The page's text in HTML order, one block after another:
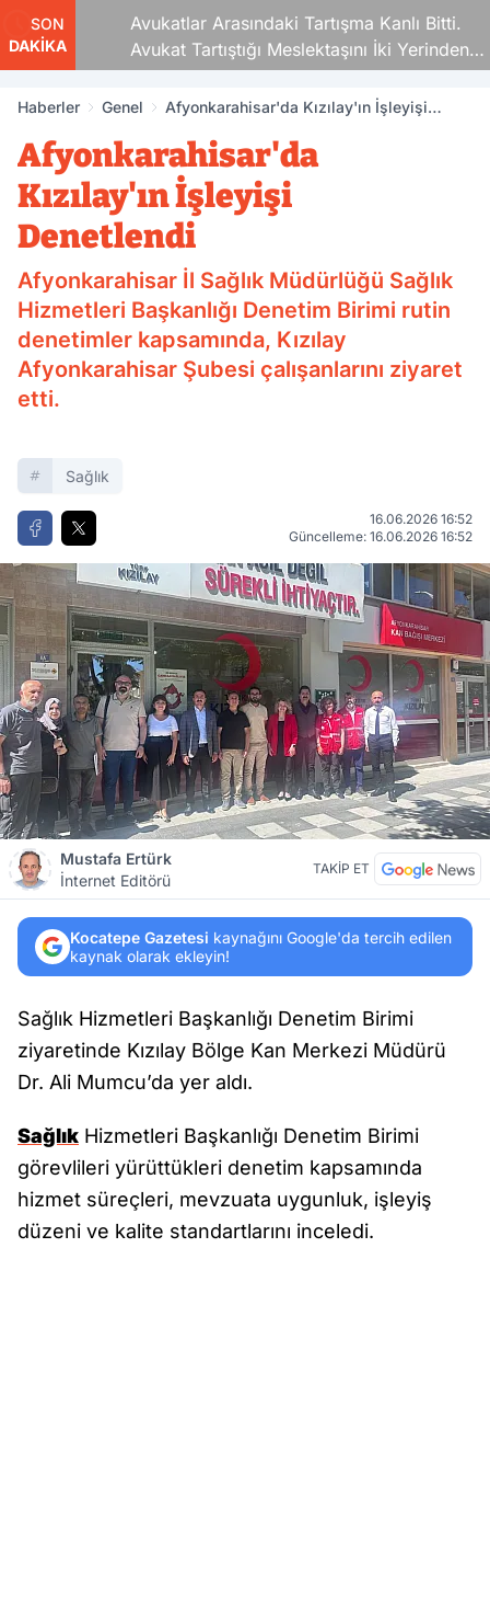
SON
DAKİKA
Avukatlar Arasındaki Tartışma Kanlı Bitti.
Avukat Tartıştığı Meslektaşını İki Yerinden
Vurdu
Haberler Genel
Afyonkarahisar'da Kızılay'ın İşleyişi
Afyonkarahisar'da
Kızılay'ın İşleyişi
Denetlendi
Afyonkarahisar İl Sağlık Müdürlüğü Sağlık
Hizmetleri Başkanlığı Denetim Birimi rutin
denetimler kapsamında, Kızılay
Afyonkarahisar Şubesi çalışanlarını ziyaret
etti.
Sağlık
16.06.2026 16:52
Güncelleme: 16.06.2026 16:52
Mustafa Ertürk
İnternet Editörü
TAKİP ET
Kocatepe Gazetesi kaynağını Google'da tercih edilen
kaynak olarak ekleyin!
Sağlık Hizmetleri Başkanlığı Denetim Birimi
ziyaretinde Kızılay Bölge Kan Merkezi Müdürü
Dr. Ali Mumcu’da yer aldı.
Sağlık Hizmetleri Başkanlığı Denetim Birimi
görevlileri yürüttükleri denetim kapsamında
hizmet süreçleri, mevzuata uygunluk, işleyiş
düzeni ve kalite standartlarını inceledi.